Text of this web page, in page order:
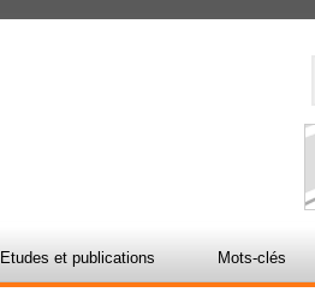
Etudes et publications Mots-clés